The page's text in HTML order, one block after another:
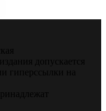
допускается
гиперссылки на